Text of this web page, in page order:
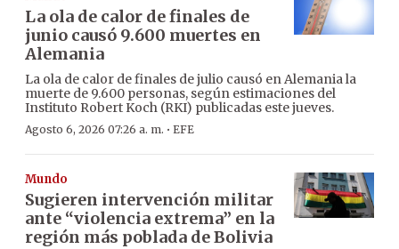
La ola de calor de finales de
junio causó 9.600 muertes en
Alemania
La ola de calor de finales de julio causó en Alemania la
muerte de 9.600 personas, según estimaciones del
Instituto Robert Koch (RKI) publicadas este jueves.
Agosto 6, 2026 07:26 a. m. · EFE
Mundo
Sugieren intervención militar
ante “violencia extrema” en la
región más poblada de Bolivia